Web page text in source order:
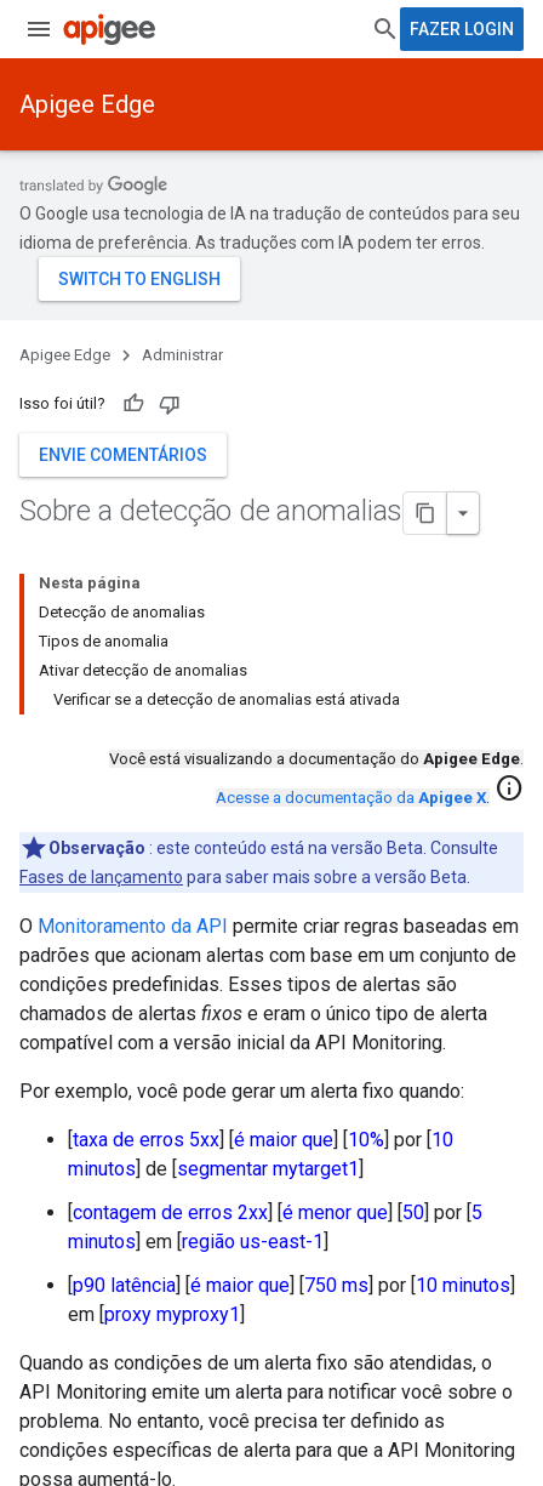
FAZER LOGIN
Apigee Edge
O Google usa tecnologia de IA na tradução de conteúdos para seu
idioma de preferência. As traduções com IA podem ter erros.
Apigee Edge Administrar
Isso foi útil?
ENVIE COMENTÁRIOS
Sobre a detecção de anomalias
Nesta página
Detecção de anomalias
Tipos de anomalia
Ativar detecção de anomalias
Verificar se a detecção de anomalias está ativada
Você está visualizando a documentação do Apigee Edge.
Acesse a documentação da Apigee X. info
Observação : este conteúdo está na versão Beta. Consulte
Fases de lançamento para saber mais sobre a versão Beta.
O Monitoramento da API permite criar regras baseadas em
padrões que acionam alertas com base em um conjunto de
condições predefinidas. Esses tipos de alertas são
chamados de alertas fixos e eram o único tipo de alerta
compatível com a versão inicial da API Monitoring.
Por exemplo, você pode gerar um alerta fixo quando:
[taxa de erros 5xx] [é maior que] [10%] por [10
minutos] de [segmentar mytarget1]
[contagem de erros 2xx] [é menor que] [50] por [5
minutos] em [região us-east-1]
[p90 latência] [é maior que] [750 ms] por [10 minutos]
em [proxy myproxy1]
Quando as condições de um alerta fixo são atendidas, o
API Monitoring emite um alerta para notificar você sobre o
problema. No entanto, você precisa ter definido as
condições específicas de alerta para que a API Monitoring
possa aumentá-lo.